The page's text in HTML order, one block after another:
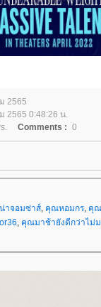
2565
2565 0:48:26 น.
Comments : 0
าจอมซ่าส์, คุณหอมกร, คุ
, คุณมาช้ายังดีกว่าไม่